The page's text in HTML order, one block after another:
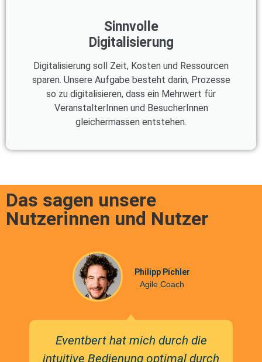
Sinnvolle
Digitalisierung
Digitalisierung soll Zeit, Kosten und Ressourcen
sparen. Unsere Aufgabe besteht darin, Prozesse
so zu digitalisieren, dass ein Mehrwert für
VeranstalterInnen und BesucherInnen
gleichermassen entstehen.
Das sagen unsere
Nutzerinnen und Nutzer
Eventbert hat mich durch die
intuitive Bedienung optimal durch
Philipp Pichler
Agile Coach